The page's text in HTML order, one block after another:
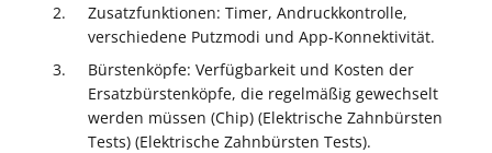
Zusatzfunktionen: Timer, Andruckkontrolle,
verschiedene Putzmodi und App-Konnektivität.
Bürstenköpfe: Verfügbarkeit und Kosten der
Ersatzbürstenköpfe, die regelmäßig gewechselt
werden müssen​ (Chip)​​ (Elektrische Zahnbürsten
Tests)​​ (Elektrische Zahnbürsten Tests)​.